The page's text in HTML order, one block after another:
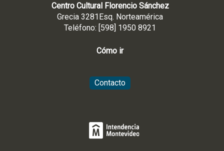
Centro Cultural Florencio Sánchez
Grecia 3281Esq. Norteamérica
Teléfono: [598] 1950 8921
Cómo ir
Contacto